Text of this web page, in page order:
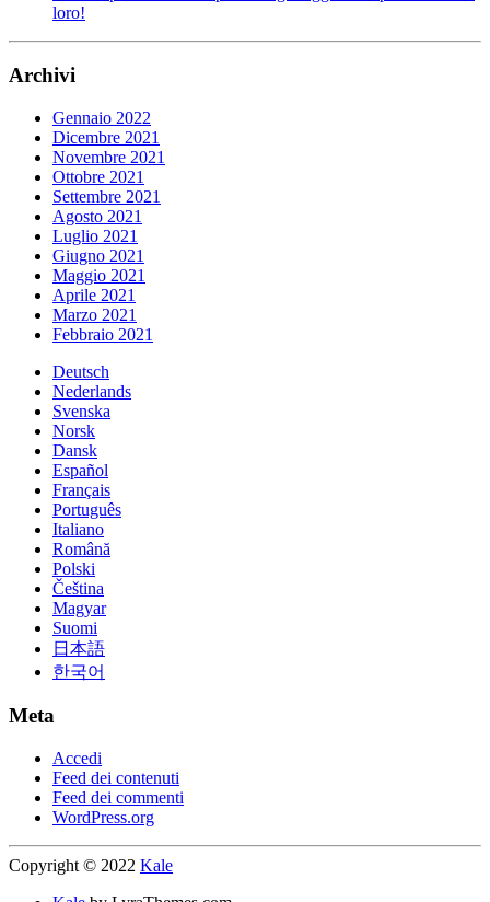
loro!
Archivi
Gennaio 2022
Dicembre 2021
Novembre 2021
Ottobre 2021
Settembre 2021
Agosto 2021
Luglio 2021
Giugno 2021
Maggio 2021
Aprile 2021
Marzo 2021
Febbraio 2021
Deutsch
Nederlands
Svenska
Norsk
Dansk
Español
Français
Português
Italiano
Română
Polski
Čeština
Magyar
Suomi
日本語
한국어
Meta
Accedi
Feed dei contenuti
Feed dei commenti
WordPress.org
Copyright © 2022 Kale